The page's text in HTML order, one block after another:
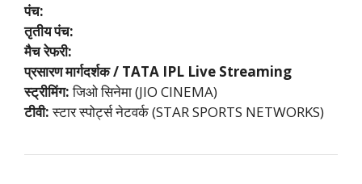
पंच:
तृतीय पंच:
मैच रेफरी:
प्रसारण मार्गदर्शक / TATA IPL Live Streaming
स्ट्रीमिंग:जिओ सिनेमा (JIO CINEMA)
टीवी:स्टार स्पोर्ट्स नेटवर्क (STAR SPORTS NETWORKS)